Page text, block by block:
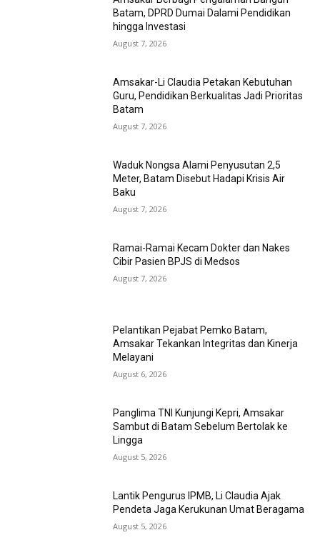
Batam, DPRD Dumai Dalami Pendidikan
hingga Investasi
August 7, 2026
Amsakar-Li Claudia Petakan Kebutuhan
Guru, Pendidikan Berkualitas Jadi Prioritas
Batam
August 7, 2026
Waduk Nongsa Alami Penyusutan 2,5
Meter, Batam Disebut Hadapi Krisis Air
Baku
August 7, 2026
Ramai-Ramai Kecam Dokter dan Nakes
Cibir Pasien BPJS di Medsos
August 7, 2026
Pelantikan Pejabat Pemko Batam,
Amsakar Tekankan Integritas dan Kinerja
Melayani
August 6, 2026
Panglima TNI Kunjungi Kepri, Amsakar
Sambut di Batam Sebelum Bertolak ke
Lingga
August 5, 2026
Lantik Pengurus IPMB, Li Claudia Ajak
Pendeta Jaga Kerukunan Umat Beragama
August 5, 2026